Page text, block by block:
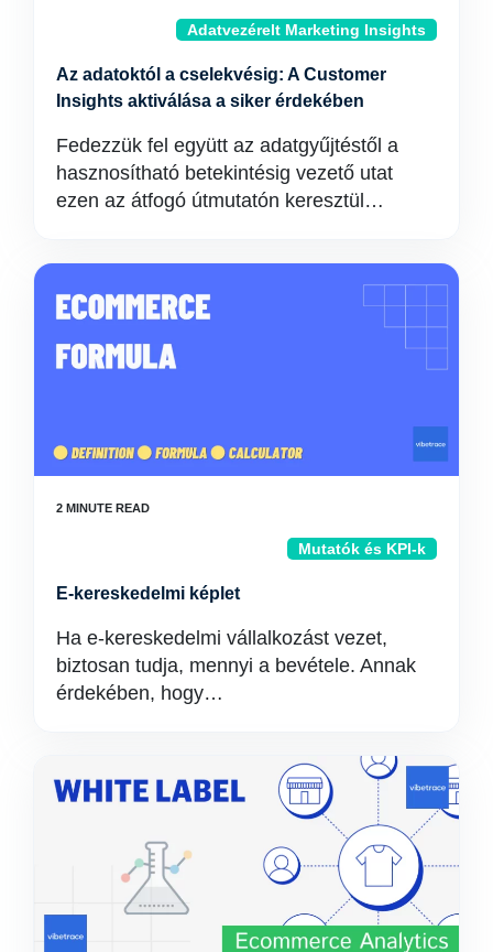
Adatvezérelt Marketing Insights
Az adatoktól a cselekvésig: A Customer
Insights aktiválása a siker érdekében
Fedezzük fel együtt az adatgyűjtéstől a
hasznosítható betekintésig vezető utat
ezen az átfogó útmutatón keresztül…
Mutatók és KPI-k
E-kereskedelmi képlet
Ha e-kereskedelmi vállalkozást vezet,
biztosan tudja, mennyi a bevétele. Annak
érdekében, hogy…